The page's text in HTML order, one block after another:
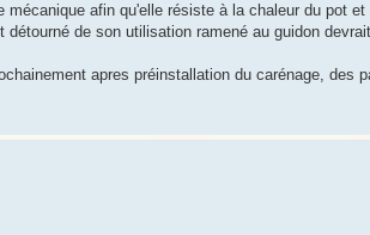
mécanique afin qu'elle résiste à la chaleur du pot
détourné de son utilisation ramené au guidon
apres préinstallation du carénage,